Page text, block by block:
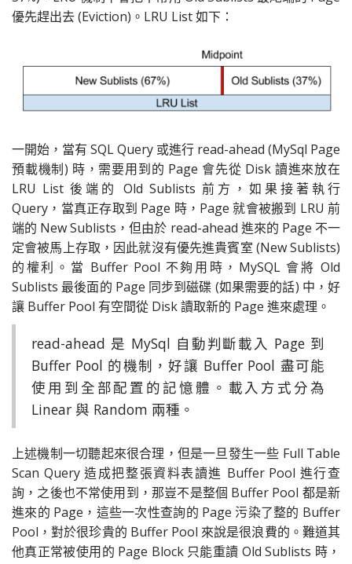
優先趕出去 (Eviction)。LRU List 如下：
一開始，當有 SQL Query 或進行 read-ahead (MySql Page
預載機制) 時，需要用到的 Page 會先從 Disk 讀進來放在
LRU List 後端的 Old Sublists 前方，如果接著執行
Query，當真正存取到 Page 時，Page 就會被搬到 LRU 前
端的 New Sublists，但由於 read-ahead 進來的 Page 不一
定會被馬上存取，因此就沒有優先進貴賓室 (New Sublists)
的權利。當 Buffer Pool 不夠用時，MySQL 會將 Old
Sublists 最後面的 Page 同步到磁碟 (如果需要的話) 中，好
讓 Buffer Pool 有空間從 Disk 讀取新的 Page 進來處理。
read-ahead 是 MySql 自動判斷載入 Page 到
Buffer Pool 的機制，好讓 Buffer Pool 盡可能
使用到全部配置的記憶體。載入方式分為
Linear 與 Random 兩種。
上述機制一切聽起來很合理，但是一旦發生一些 Full Table
Scan Query 造成把整張資料表讀進 Buffer Pool 進行查
詢，之後也不常使用到，那豈不是整個 Buffer Pool 都是新
進來的 Page，這些一次性查詢的 Page 污染了整的 Buffer
Pool，對於很珍貴的 Buffer Pool 來說是很浪費的。難道其
他真正常被使用的 Page Block 只能重讀 Old Sublists 時，